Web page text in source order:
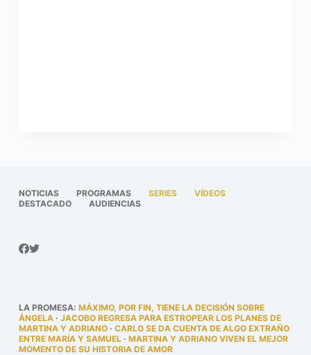
NOTICIAS PROGRAMAS SERIES
VÍDEOS
DESTACADO
AUDIENCIAS
LA PROMESA: MÁXIMO, POR FIN, TIENE LA DECISIÓN SOBRE
ÁNGELA· JACOBO REGRESA PARA ESTROPEAR LOS PLANES DE
MARTINA Y ADRIANO· CARLO SE DA CUENTA DE ALGO EXTRAÑO
ENTRE MARÍA Y SAMUEL· MARTINA Y ADRIANO VIVEN EL MEJOR
MOMENTO DE SU HISTORIA DE AMOR